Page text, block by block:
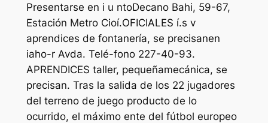
Presentarse en i u ntoDecano Bahi, 59-67,
Estación Metro Cioí.OFICIALES í.s v
aprendices de fontanería, se precisanen
iaho-r Avda. Telé-fono 227-40-93.
APRENDICES taller, pequeñamecánica, se
precisan. Tras la salida de los 22 jugadores
del terreno de juego producto de lo
ocurrido, el máximo ente del fútbol europeo